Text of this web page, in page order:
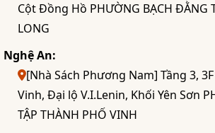
Cột Đồng Hồ PHƯỜNG BẠCH ĐẰNG
LONG
Nghệ An:
[Nhà Sách Phương Nam] Tầng 3,
Vinh, Đại lộ V.I.Lenin, Khối Yên Sơn
TẬP THÀNH PHỐ VINH